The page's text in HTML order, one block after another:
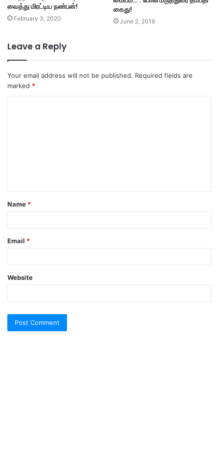
வைத்து மிரட்டிய நண்பன்!
February 3, 2020
கைது!
June 2, 2019
Leave a Reply
Your email address will not be published. Required fields are
marked *
t
*
Name *
Email *
Website